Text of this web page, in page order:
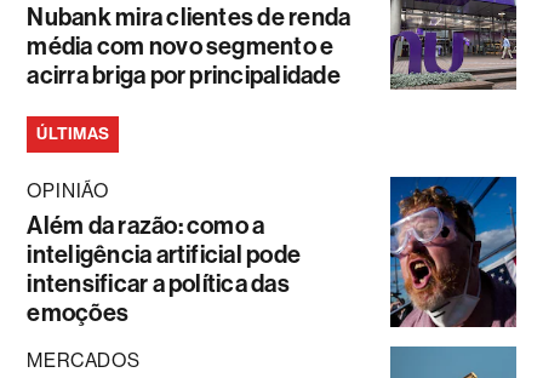
Nubank mira clientes de renda
média com novo segmento e
acirra briga por principalidade
ÚLTIMAS
OPINIÃO
Além da razão: como a
inteligência artificial pode
intensificar a política das
emoções
MERCADOS